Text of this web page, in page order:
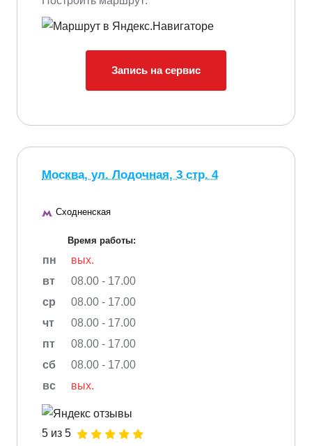
Запись на сервис
Москва, ул. Лодочная, 3 стр. 4
Сходненская
Время работы:
пн
вых.
вт
08.00 - 17.00
ср
08.00 - 17.00
чт
08.00 - 17.00
пт
08.00 - 17.00
сб
08.00 - 17.00
вс
вых.
5 из 5